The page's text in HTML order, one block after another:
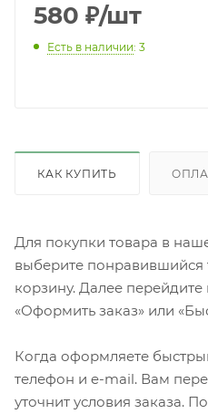
580 ₽/шт
Есть в наличии: 3
КАК КУПИТЬ
Для покупки товара в
выберите понравившийся
корзину. Далее
«Оформить заказ» или
Когда оформляете
телефон и e-mail. Вам
уточнит условия заказа.